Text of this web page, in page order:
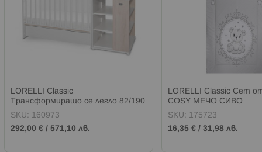
LORELLI Classic
Трансформиращо се легло 82/190
см. MULTI БЯЛО/СВЕТЪЛ ДЪБ
SKU: 160973
292,00 € / 571,10 лв.
LORELLI Classic Сет
COSY МЕЧО СИВО
SKU: 175723
16,35 € / 31,98 лв.